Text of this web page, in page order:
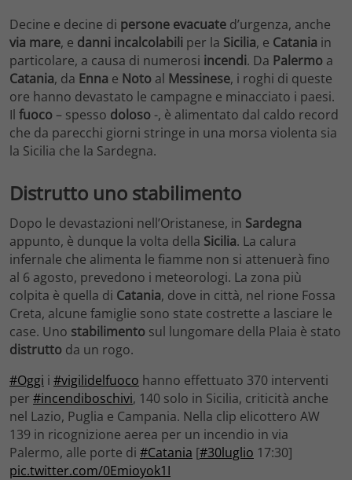
Decine e decine di persone evacuate d’urgenza, anche
via mare, e danni incalcolabili per la Sicilia, e Catania in
particolare, a causa di numerosi incendi. Da Palermo a
Catania, da Enna e Noto al Messinese, i roghi di queste
ore hanno devastato le campagne e minacciato i paesi.
Il fuoco– spesso doloso-, è alimentato dal caldo record
che da parecchi giorni stringe in una morsa violenta sia
la Sicilia che la Sardegna.
Distrutto uno stabilimento
Dopo le devastazioni nell’Oristanese, in Sardegna
appunto, è dunque la volta della Sicilia. La calura
infernale che alimenta le fiamme non si attenuerà fino
al 6 agosto, prevedono i meteorologi. La zona più
colpita è quella di Catania, dove in città, nel rione Fossa
Creta, alcune famiglie sono state costrette a lasciare le
case. Uno stabilimento sul lungomare della Plaia è stato
distrutto da un rogo.
#Oggi i #vigilidelfuoco hanno effettuato 370 interventi
per #incendiboschivi, 140 solo in Sicilia, criticità anche
nel Lazio, Puglia e Campania. Nella clip elicottero AW
139 in ricognizione aerea per un incendio in via
Palermo, alle porte di #Catania [#30luglio 17:30]
pic.twitter.com/0Emioyok1I